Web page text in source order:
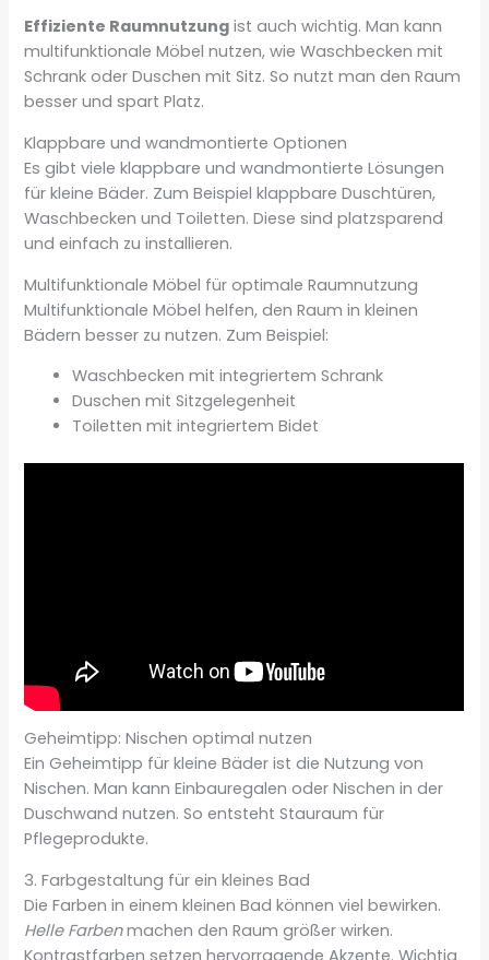
Effiziente Raumnutzung ist auch wichtig. Man kann
multifunktionale Möbel nutzen, wie Waschbecken mit
Schrank oder Duschen mit Sitz. So nutzt man den Raum
besser und spart Platz.
Klappbare und wandmontierte Optionen
Es gibt viele klappbare und wandmontierte Lösungen
für kleine Bäder. Zum Beispiel klappbare Duschtüren,
Waschbecken und Toiletten. Diese sind platzsparend
und einfach zu installieren.
Multifunktionale Möbel für optimale Raumnutzung
Multifunktionale Möbel helfen, den Raum in kleinen
Bädern besser zu nutzen. Zum Beispiel:
Waschbecken mit integriertem Schrank
Duschen mit Sitzgelegenheit
Toiletten mit integriertem Bidet
Geheimtipp: Nischen optimal nutzen
Ein Geheimtipp für kleine Bäder ist die Nutzung von
Nischen. Man kann Einbauregalen oder Nischen in der
Duschwand nutzen. So entsteht Stauraum für
Pflegeprodukte.
3. Farbgestaltung für ein kleines Bad
Die Farben in einem kleinen Bad können viel bewirken.
Helle Farbenmachen den Raum größer wirken.
Kontrastfarben setzen hervorragende Akzente. Wichtig